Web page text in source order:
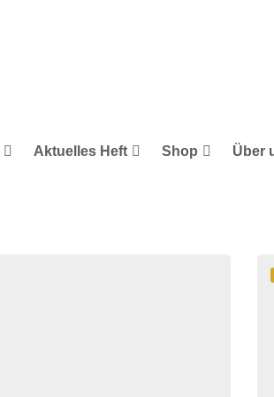
Aktuelles Heft Shop Über